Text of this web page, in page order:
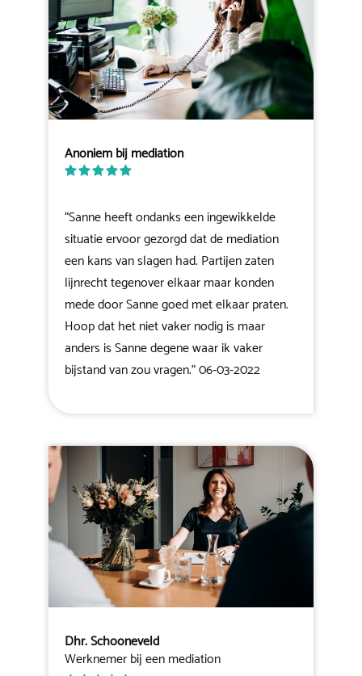
Anoniem bij mediation
“Sanne heeft ondanks een ingewikkelde
situatie ervoor gezorgd dat de mediation
een kans van slagen had. Partijen zaten
lijnrecht tegenover elkaar maar konden
mede door Sanne goed met elkaar praten.
Hoop dat het niet vaker nodig is maar
anders is Sanne degene waar ik vaker
bijstand van zou vragen.” 06-03-2022
Dhr. Schooneveld
Werknemer bij een mediation